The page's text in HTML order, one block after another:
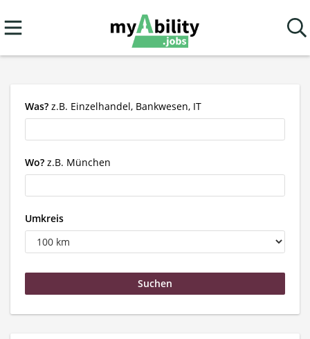
Was? z.B. Einzelhandel, Bankwesen, IT
Wo? z.B. München
Umkreis